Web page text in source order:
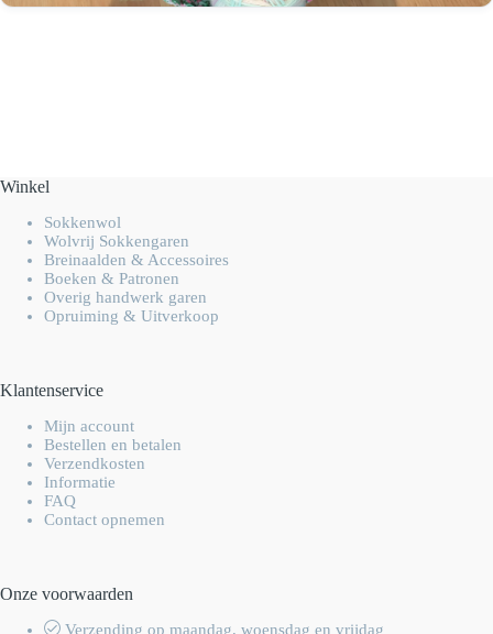
Winkel
Sokkenwol
Wolvrij Sokkengaren
Breinaalden & Accessoires
Boeken & Patronen
Overig handwerk garen
Opruiming & Uitverkoop
Klantenservice
Mijn account
Bestellen en betalen
Verzendkosten
Informatie
FAQ
Contact opnemen
Onze voorwaarden
Verzending op maandag, woensdag en vrijdag